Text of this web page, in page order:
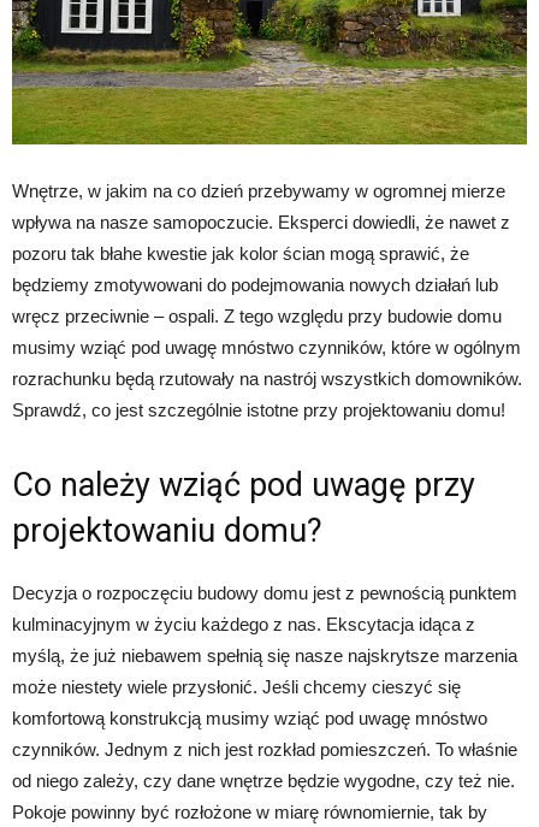
Wnętrze, w jakim na co dzień przebywamy w ogromnej mierze
wpływa na nasze samopoczucie. Eksperci dowiedli, że nawet z
pozoru tak błahe kwestie jak kolor ścian mogą sprawić, że
będziemy zmotywowani do podejmowania nowych działań lub
wręcz przeciwnie – ospali. Z tego względu przy budowie domu
musimy wziąć pod uwagę mnóstwo czynników, które w ogólnym
rozrachunku będą rzutowały na nastrój wszystkich domowników.
Sprawdź, co jest szczególnie istotne przy projektowaniu domu!
Co należy wziąć pod uwagę przy
projektowaniu domu?
Decyzja o rozpoczęciu budowy domu jest z pewnością punktem
kulminacyjnym w życiu każdego z nas. Ekscytacja idąca z
myślą, że już niebawem spełnią się nasze najskrytsze marzenia
może niestety wiele przysłonić. Jeśli chcemy cieszyć się
komfortową konstrukcją musimy wziąć pod uwagę mnóstwo
czynników. Jednym z nich jest rozkład pomieszczeń. To właśnie
od niego zależy, czy dane wnętrze będzie wygodne, czy też nie.
Pokoje powinny być rozłożone w miarę równomiernie, tak by